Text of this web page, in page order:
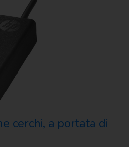
cerchi, a portata di